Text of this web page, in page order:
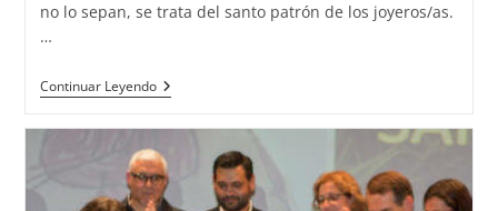
no lo sepan, se trata del santo patrón de los joyeros/as.
…
Continuar LeyendoSAN
ELOY
LOS
JOYEROS